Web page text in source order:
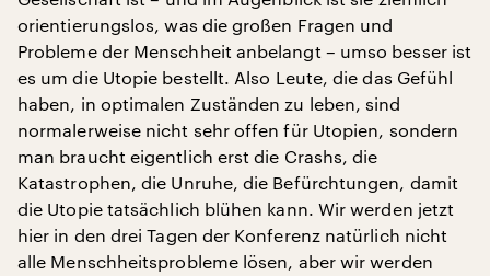
orientierungslos, was die großen Fragen und
Probleme der Menschheit anbelangt – umso besser ist
es um die Utopie bestellt. Also Leute, die das Gefühl
haben, in optimalen Zuständen zu leben, sind
normalerweise nicht sehr offen für Utopien, sondern
man braucht eigentlich erst die Crashs, die
Katastrophen, die Unruhe, die Befürchtungen, damit
die Utopie tatsächlich blühen kann. Wir werden jetzt
hier in den drei Tagen der Konferenz natürlich nicht
alle Menschheitsprobleme lösen, aber wir werden